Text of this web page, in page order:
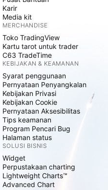
Karir
Media kit
MERCHANDISE
Toko TradingView
Kartu tarot untuk trader
C63 TradeTime
KEBIJAKAN & KEAMANAN
Syarat penggunaan
Pernyataan Penyangkalan
Kebijakan Privasi
Kebijakan Cookie
Pernyataan Aksesibilitas
Tips keamanan
Program Pencari Bug
Halaman status
SOLUSI BISNIS
Widget
Perpustakaan charting
Lightweight Charts™
Advanced Chart